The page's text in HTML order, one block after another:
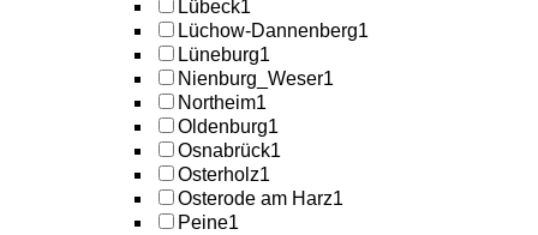
Lübeck1
Lüchow-Dannenberg1
Lüneburg1
Nienburg_Weser1
Northeim1
Oldenburg1
Osnabrück1
Osterholz1
Osterode am Harz1
Peine1